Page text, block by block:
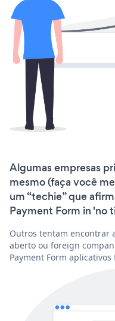
Algumas empresas
mesmo (faça você
um “techie” que
Payment Form in 'no
Outros tentam encontrar
aberto ou foreign
Payment Form